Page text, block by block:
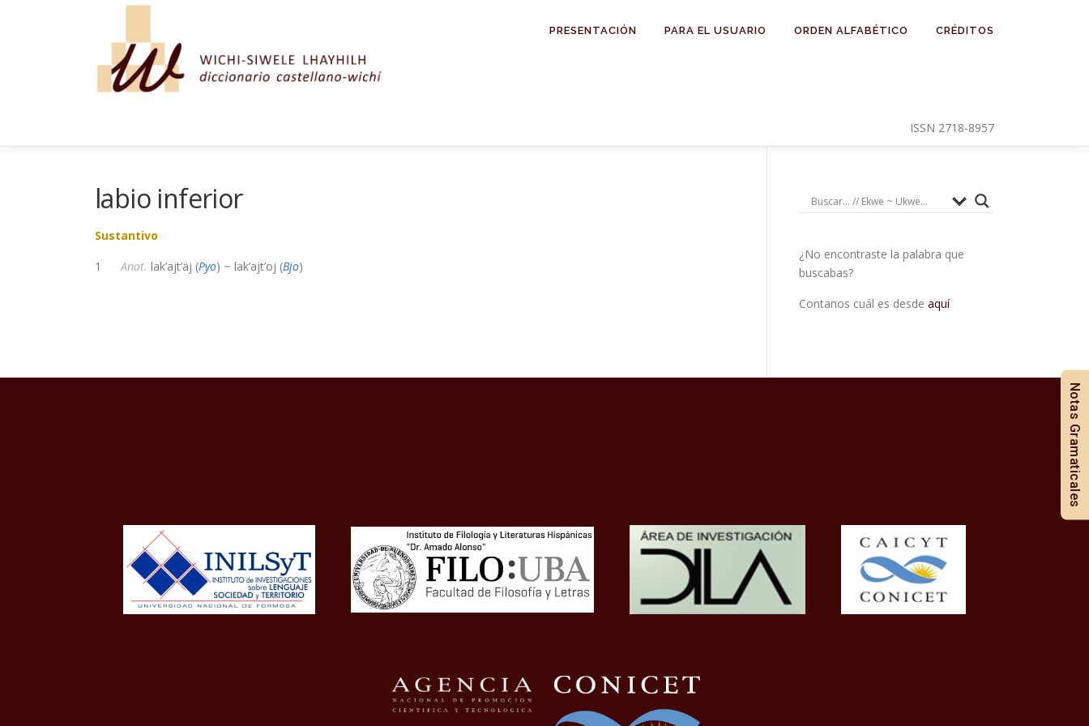
PRESENTACIÓN PARA EL USUARIO ORDEN ALFABÉTICO CRÉDITOS
ISSN 2718-8957
labio inferior
Sustantivo
1Anat. lak’ajt’äj (Pyo) ~ lak’ajt’oj (Bjo)
¿No encontraste la palabra que
buscabas?
Contanos cuál es desde aquí
Notas Gramaticales